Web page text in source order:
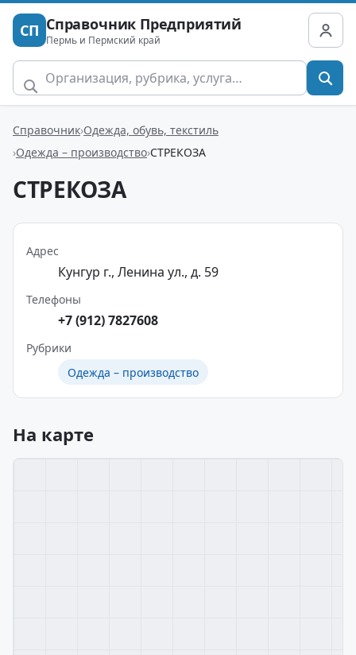
СП Справочник Предприятий
Пермь и Пермский край
Справочник Одежда, обувь, текстиль
Одежда – производство СТРЕКОЗА
СТРЕКОЗА
Адрес
Кунгур г., Ленина ул., д. 59
Телефоны
+7 (912) 7827608
Рубрики
Одежда – производство
На карте